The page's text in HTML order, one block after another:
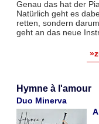
Genau das hat der
Natürlich geht es
retten, sondern
geht an das neue
Hymne à l'amour
Duo Minerva